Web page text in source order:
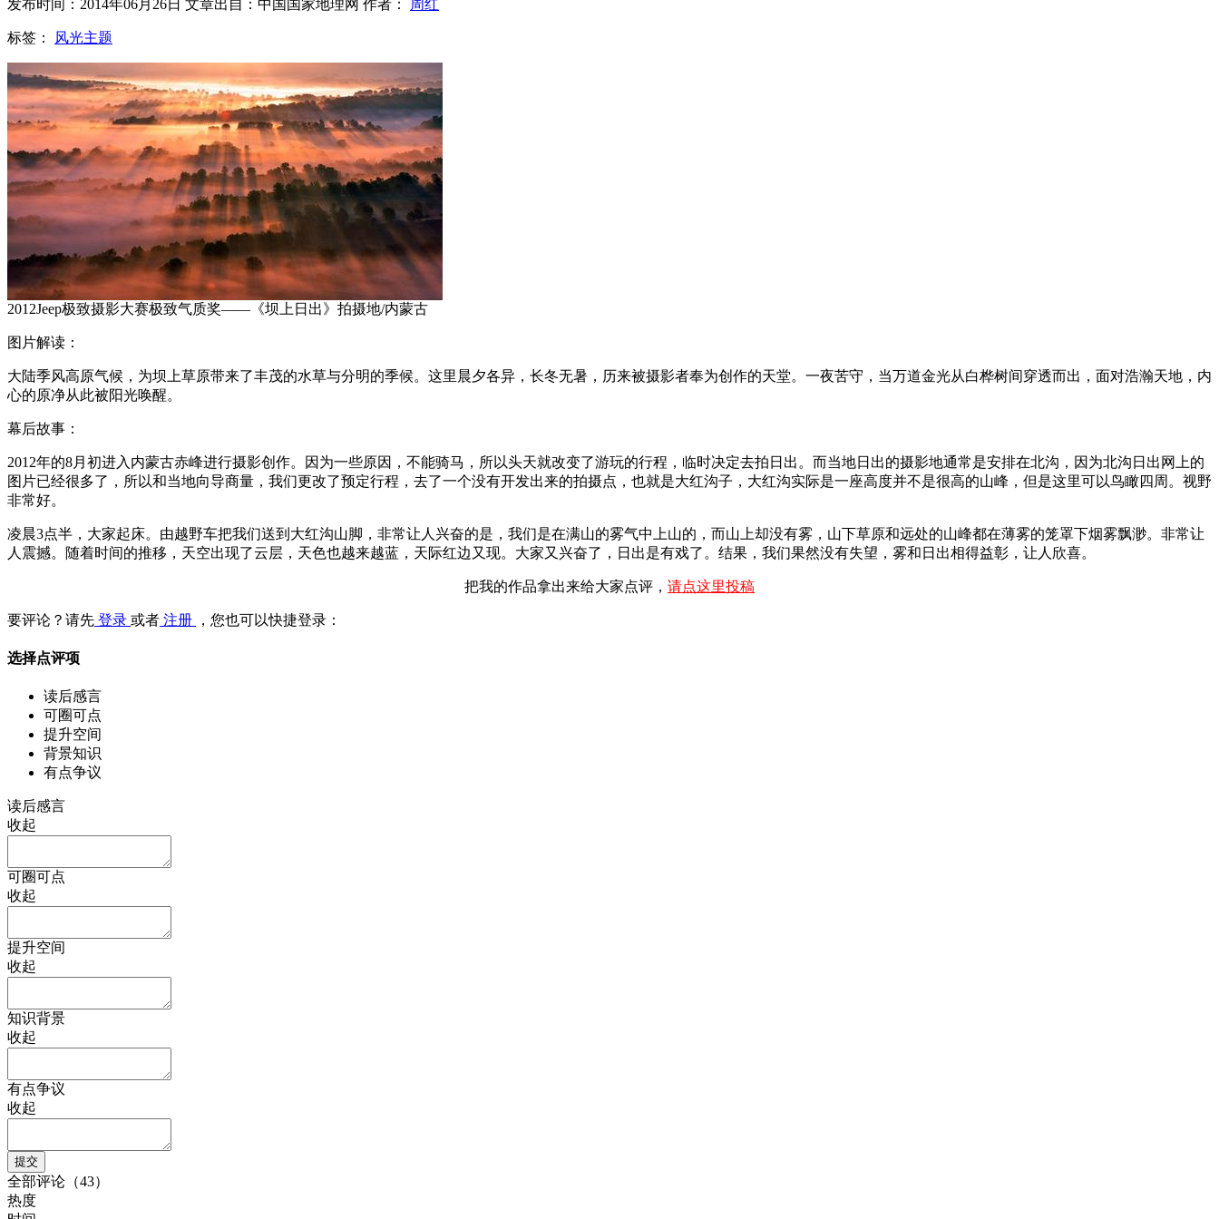
发布时间：2014年06月26日 文章出自：中国国家地理网 作者： 周红
标签： 风光主题
2012Jeep极致摄影大赛极致气质奖——《坝上日出》拍摄地/内蒙古
图片解读：
大陆季风高原气候，为坝上草原带来了丰茂的水草与分明的季候。这里晨夕各异，长冬无暑，历来被摄影者奉为创作的天堂。一夜苦守，当万道金光从白桦树间穿透而出，面对浩瀚天地，内
心的原净从此被阳光唤醒。
幕后故事：
2012年的8月初进入内蒙古赤峰进行摄影创作。因为一些原因，不能骑马，所以头天就改变了游玩的行程，临时决定去拍日出。而当地日出的摄影地通常是安排在北沟，因为北沟日出网上的
图片已经很多了，所以和当地向导商量，我们更改了预定行程，去了一个没有开发出来的拍摄点，也就是大红沟子，大红沟实际是一座高度并不是很高的山峰，但是这里可以鸟瞰四周。视野
非常好。
凌晨3点半，大家起床。由越野车把我们送到大红沟山脚，非常让人兴奋的是，我们是在满山的雾气中上山的，而山上却没有雾，山下草原和远处的山峰都在薄雾的笼罩下烟雾飘渺。非常让
人震撼。随着时间的推移，天空出现了云层，天色也越来越蓝，天际红边又现。大家又兴奋了，日出是有戏了。结果，我们果然没有失望，雾和日出相得益彰，让人欣喜。
把我的作品拿出来给大家点评， 请点这里投稿
要评论？请先 登录 或者 注册 ，您也可以快捷登录：
选择点评项
读后感言
可圈可点
提升空间
背景知识
有点争议
读后感言
收起
可圈可点
收起
提升空间
收起
知识背景
收起
有点争议
收起
全部评论（43）
热度